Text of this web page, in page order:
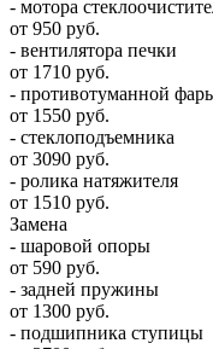
- мотора
от 950 руб.
- вентилятора печки
от 1710 руб.
- противотуманной
от 1550 руб.
- стеклоподъемника
от 3090 руб.
- ролика натяжителя
от 1510 руб.
Замена
- шаровой опоры
от 590 руб.
- задней пружины
от 1300 руб.
- подшипника ступицы